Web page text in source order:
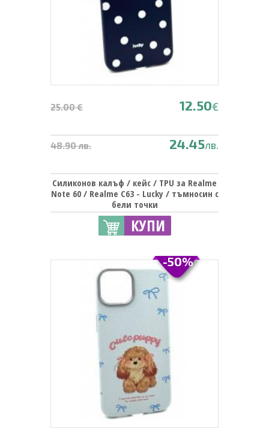
25.00 € 12.50€
48.90 лв. 24.45лв.
Силиконов калъф / кейс / TPU за Realme
Note 60 / Realme C63 - Lucky / тъмносин с
бели точки
КУПИ
-50%